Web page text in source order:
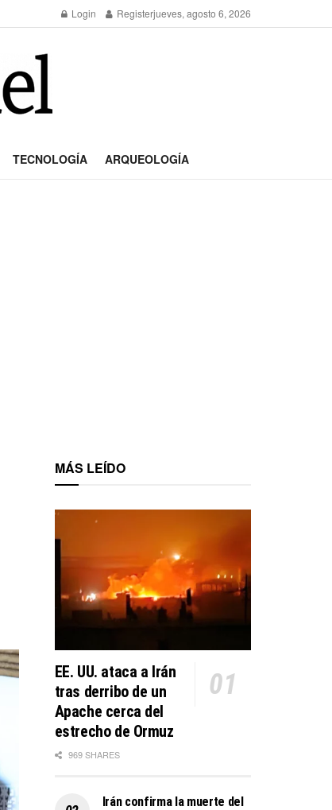
Login Registerjueves, agosto 6, 2026
TECNOLOGÍA ARQUEOLOGÍA
MÁS LEÍDO
EE. UU. ataca a Irán
tras derribo de un
Apache cerca del
estrecho de Ormuz
969 SHARES
Irán confirma la muerte del